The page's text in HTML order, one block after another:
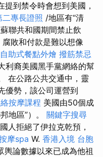
提到禁令時會想到美國，
二專長證照 /地區有“清
聯共和國期間禁止飲
敗和付款是難以想像
自助式餐點外燴 撥筋禁忌
利裔美國黑手黨網絡的幫
在公路公共交通中，靈
優勢，該公司運營到
按摩課程 美國由50個成
地區”）。 關鍵字搜尋
人拒絕了伊拉克乾預，
摩spa W. 香港入境 台胞
輿論數據以來已成為他祖